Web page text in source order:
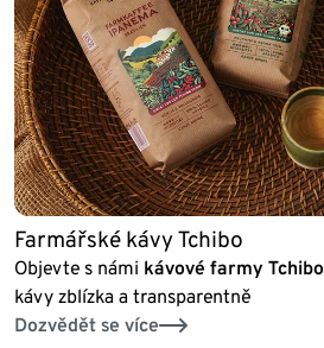
Farmářské kávy Tchibo
Objevte s námi kávové farmy Tchibo
kávy zblízka a transparentně
Dozvědět se více